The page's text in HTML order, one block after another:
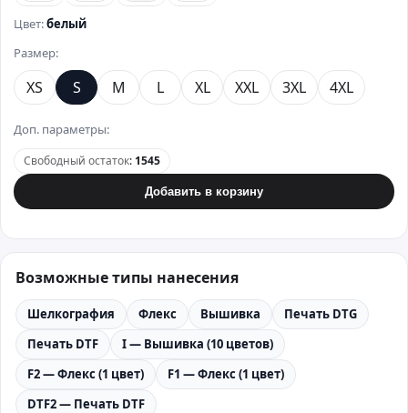
Цвет:белый
Размер:
XS S M L XL XXL 3XL 4XL
Доп. параметры:
Свободный остаток: 1545
Добавить в корзину
Возможные типы нанесения
Шелкография Флекс Вышивка
Печать DTG
Печать DTF
I — Вышивка (10 цветов)
F2 — Флекс (1 цвет)
F1 — Флекс (1 цвет)
DTF2 — Печать DTF